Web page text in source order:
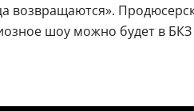
возвращаются».
шоу можно будет в